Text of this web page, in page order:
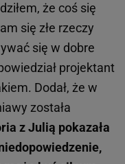
że coś się
się złe rzeczy
się w dobre
projektant
Dodał, że w
została
z Julią pokazała